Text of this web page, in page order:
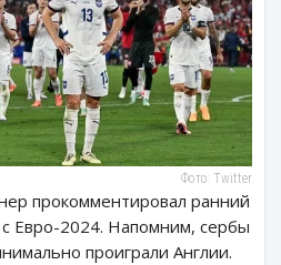
Фото: Twitter
прокомментировал ранний
Евро-2024. Напомним, сербы
проиграли Англии.